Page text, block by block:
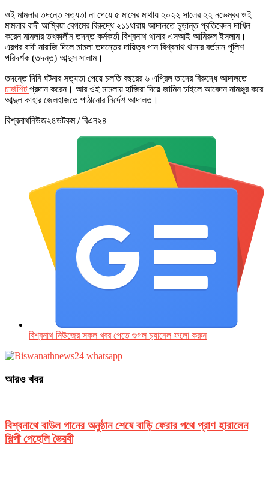
ওই মামলার তদন্তে সত্যতা না পেয়ে ৫ মাসের মাথায় ২০২২ সালের ২২ নভেম্বর ওই
মামলার বাদী আম্বিয়া বেগমের বিরুদ্ধে ২১১ধারায় আদালতে চূড়ান্ত প্রতিবেদন দাখিল
করেন মামলার তৎকালীন তদন্ত কর্মকর্তা বিশ্বনাথ থানার এসআই আমিরুল ইসলাম।
এরপর বাদী নারাজি দিলে মামলা তদন্তের দায়িত্ব পান বিশ্বনাথ থানার বর্তমান পুলিশ
পরিদর্শক (তদন্ত) আব্দুস সালাম।
তদন্তে দিনি ঘটনার সত্যতা পেয়ে চলতি বছরের ৬ এপ্রিল তাদের বিরুদ্ধে আদালতে
চার্জশিটপ্রদান করেন। আর ওই মামলায় হাজিরা দিয়ে জামিন চাইলে আবেদন নামঞ্জুর করে
আব্দুল কাহার জেলহাজতে পাঠানোর নির্দেশ আদালত।
বিশ্বনাথনিউজ২৪ডটকম / বিএন২৪
বিশ্বনাথ নিউজের সকল খবর পেতে গুগল চ‌্যানেল ফলো করুন
আরও খবর
বিশ্বনাথে বাউল গানের অনুষ্ঠান শেষে বাড়ি ফেরার পথে প্রাণ হারালেন
শিল্পী পেহেলি ভৈরবী